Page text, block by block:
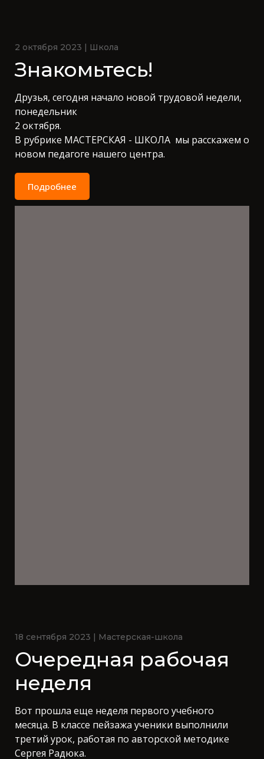
2 октября 2023 | Школа
Знакомьтесь!
Друзья, сегодня начало новой трудовой недели,
понедельник
2 октября.
В рубрике МАСТЕРСКАЯ - ШКОЛА мы расскажем о
новом педагоге нашего центра.
Подробнее
18 сентября 2023 | Мастерская-школа
Очередная рабочая
неделя
Вот прошла еще неделя первого учебного
месяца. В классе пейзажа ученики выполнили
третий урок, работая по авторской методике
Сергея Радюка.